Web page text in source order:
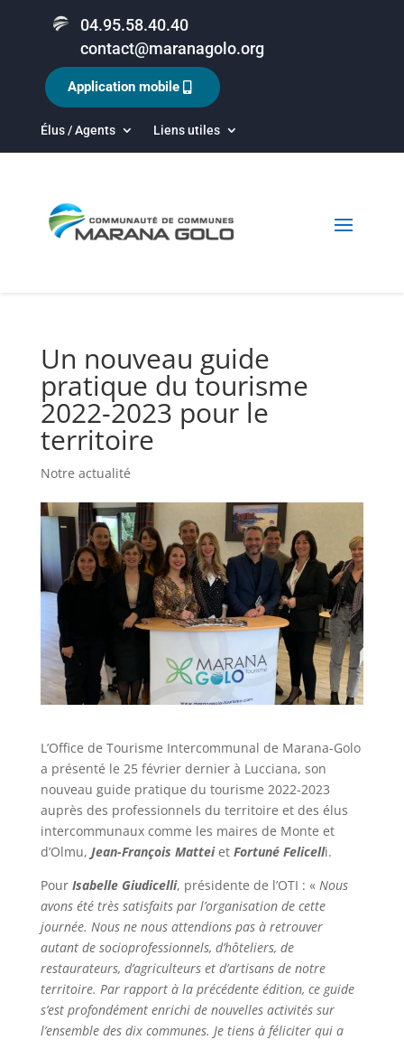
04.95.58.40.40
contact@maranagolo.org
Élus / Agents Liens utiles
Application mobile
Un nouveau guide
pratique du tourisme
2022-2023 pour le
territoire
Notre actualité
L’Office de Tourisme Intercommunal de Marana-Golo
a présenté le 25 février dernier à Lucciana, son
nouveau guide pratique du tourisme 2022-2023
auprès des professionnels du territoire et des élus
intercommunaux comme les maires de Monte et
d’Olmu, Jean-François Matteiet Fortuné Felicelli.
Pour Isabelle Giudicelli, présidente de l’OTI : «Nous
avons été très satisfaits par l’organisation de cette
journée. Nous ne nous attendions pas à retrouver
autant de socioprofessionnels, d’hôteliers, de
restaurateurs, d’agriculteurs et d’artisans de notre
territoire. Par rapport à la précédente édition, ce guide
s’est profondément enrichi de nouvelles activités sur
l’ensemble des dix communes. Je tiens à féliciter qui a